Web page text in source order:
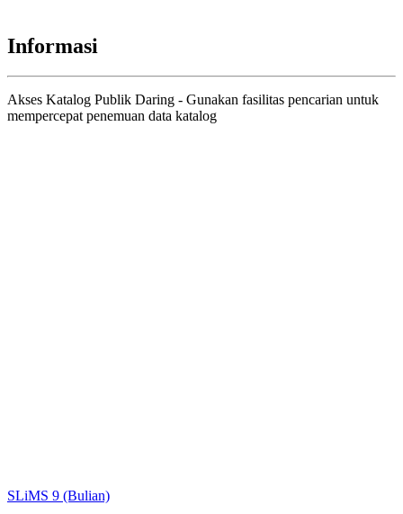
Informasi
Akses Katalog Publik Daring - Gunakan fasilitas pencarian untuk
mempercepat penemuan data katalog
SLiMS 9 (Bulian)